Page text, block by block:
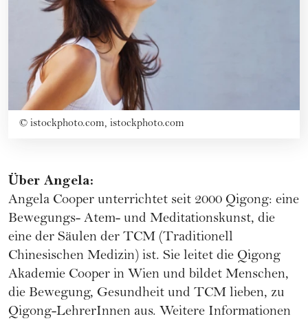
© istockphoto.com, istockphoto.com
Über Angela:
Angela Cooper unterrichtet seit 2000 Qigong: eine
Bewegungs- Atem- und Meditationskunst, die
eine der Säulen der TCM (Traditionell
Chinesischen Medizin) ist. Sie leitet die Qigong
Akademie Cooper in Wien und bildet Menschen,
die Bewegung, Gesundheit und TCM lieben, zu
Qigong-LehrerInnen aus. Weitere Informationen